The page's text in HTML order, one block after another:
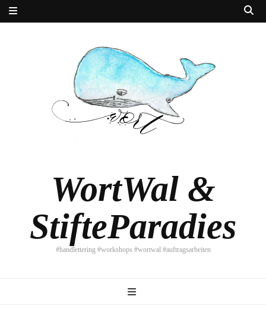
WortWal &
StifteParadies
#handlettering #workshops #wortwal #auftragsarbeiten